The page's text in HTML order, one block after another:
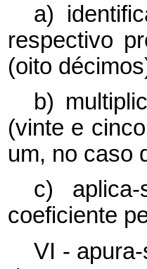
a)
respectivo
(oito
b)
(vinte e
um, no caso
c)
coeficiente
VI -